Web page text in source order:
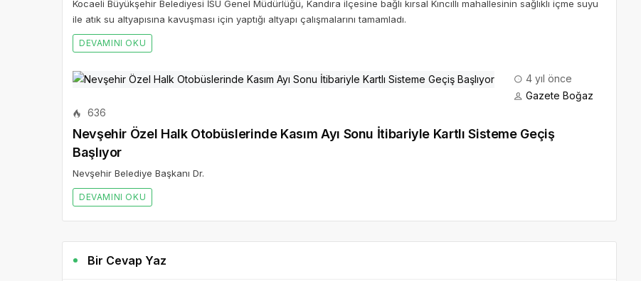
636
Nevşehir Özel Halk Otobüslerinde Kasım Ayı Sonu İtibariyle Kartlı Sisteme Geçiş
Nevşehir Belediye Başkanı Dr.
DEVAMINI OKU
Bir Cevap Yaz
E-posta hesabınız yayımlanmayacak. Gerekli alanlar işaretlendi*
BIR YORUM YAZ